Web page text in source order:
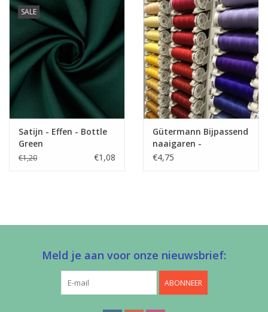
SALE
Satijn - Effen - Bottle
Green
€1,20 €1,08
Gütermann Bijpassend
naaigaren -
Allesnaaigaren 200m
€4,75
Meld je aan voor onze nieuwsbrief:
ABONNEER